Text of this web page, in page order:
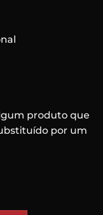
produto que
por um